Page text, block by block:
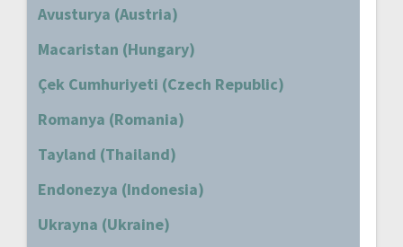
Avusturya (Austria)
Macaristan (Hungary)
Çek Cumhuriyeti (Czech Republic)
Romanya (Romania)
Tayland (Thailand)
Endonezya (Indonesia)
Ukrayna (Ukraine)